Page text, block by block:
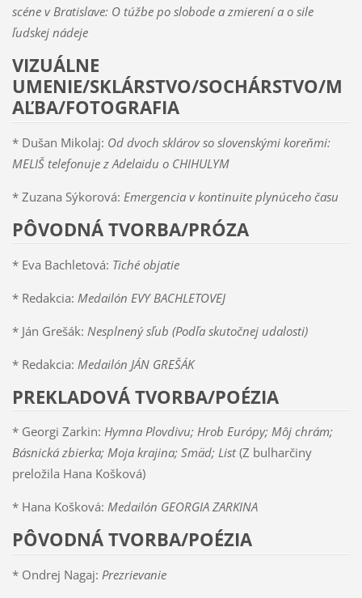
scéne v Bratislave: O túžbe po slobode a zmierení a o sile
ľudskej nádeje
VIZUÁLNE
UMENIE/SKLÁRSTVO/SOCHÁRSTVO/M
AĽBA/FOTOGRAFIA
* Dušan Mikolaj: Od dvoch sklárov so slovenskými koreňmi:
MELIŠ telefonuje z Adelaidu o CHIHULYM
* Zuzana Sýkorová: Emergencia v kontinuite plynúceho času
PÔVODNÁ TVORBA/PRÓZA
* Eva Bachletová: Tiché objatie
* Redakcia: Medailón EVY BACHLETOVEJ
* Ján Grešák: Nesplnený sľub (Podľa skutočnej udalosti)
* Redakcia: Medailón JÁN GREŠÁK
PREKLADOVÁ TVORBA/POÉZIA
* Georgi Zarkin: Hymna Plovdivu; Hrob Európy; Môj chrám;
Básnická zbierka; Moja krajina; Smäd; List(Z bulharčiny
preložila Hana Košková)
* Hana Košková: Medailón GEORGIA ZARKINA
PÔVODNÁ TVORBA/POÉZIA
* Ondrej Nagaj: Prezrievanie